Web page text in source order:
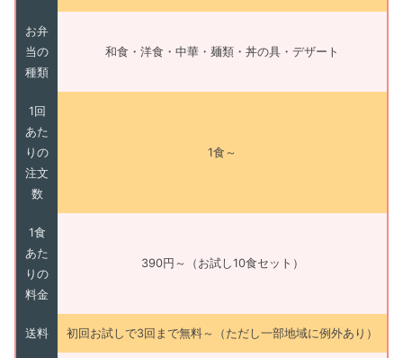
お弁
当の
種類
和食・洋食・中華・麺類・丼の具・デザート
1回
あた
りの
注文
数
1食～
1食
あた
りの
料金
390円～（お試し10食セット）
送料 初回お試しで3回まで無料～（ただし一部地域に例外あり）